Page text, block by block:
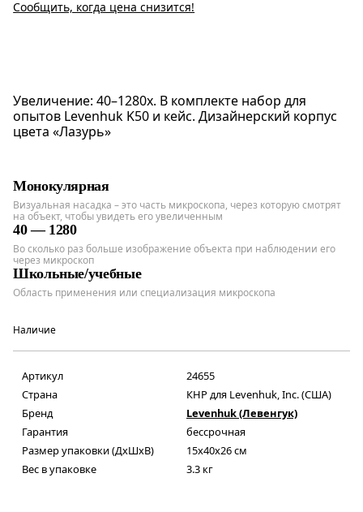
Сообщить, когда цена снизится!
Увеличение: 40–1280х. В комплекте набор для
опытов Levenhuk K50 и кейс. Дизайнерский корпус
цвета «Лазурь»
Монокулярная
Визуальная насадка – это часть микроскопа, через которую смотрят
на объект, чтобы увидеть его увеличенным
40 — 1280
Во сколько раз больше изображение объекта при наблюдении его
через микроскоп
Школьные/учебные
Область применения или специализация микроскопа
Наличие
Артикул
24655
Страна
КНР для Levenhuk, Inc. (США)
Бренд
Levenhuk (Левенгук)
Гарантия
бессрочная
Размер упаковки (ДxШxВ)
15x40x26 см
Вес в упаковке
3.3 кг